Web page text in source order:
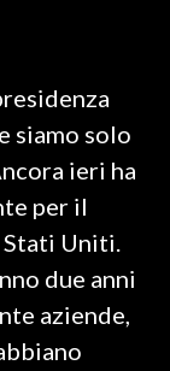
siamo solo
ieri ha
per il
Uniti.
due anni
aziende,